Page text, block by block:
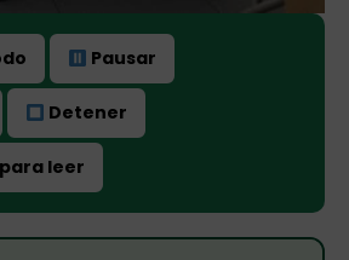
Pausar
Detener
leer